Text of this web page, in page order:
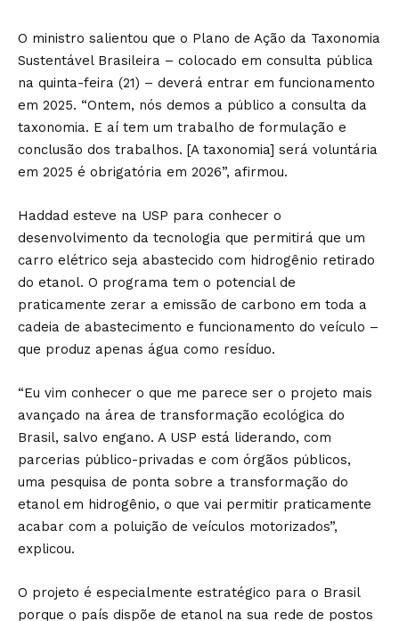
O ministro salientou que o Plano de Ação da Taxonomia
Sustentável Brasileira – colocado em consulta pública
na quinta-feira (21) – deverá entrar em funcionamento
em 2025. “Ontem, nós demos a público a consulta da
taxonomia. E aí tem um trabalho de formulação e
conclusão dos trabalhos. [A taxonomia] será voluntária
em 2025 é obrigatória em 2026”, afirmou.
Haddad esteve na USP para conhecer o
desenvolvimento da tecnologia que permitirá que um
carro elétrico seja abastecido com hidrogênio retirado
do etanol. O programa tem o potencial de
praticamente zerar a emissão de carbono em toda a
cadeia de abastecimento e funcionamento do veículo –
que produz apenas água como resíduo.
“Eu vim conhecer o que me parece ser o projeto mais
avançado na área de transformação ecológica do
Brasil, salvo engano. A USP está liderando, com
parcerias público-privadas e com órgãos públicos,
uma pesquisa de ponta sobre a transformação do
etanol em hidrogênio, o que vai permitir praticamente
acabar com a poluição de veículos motorizados”,
explicou.
O projeto é especialmente estratégico para o Brasil
porque o país dispõe de etanol na sua rede de postos